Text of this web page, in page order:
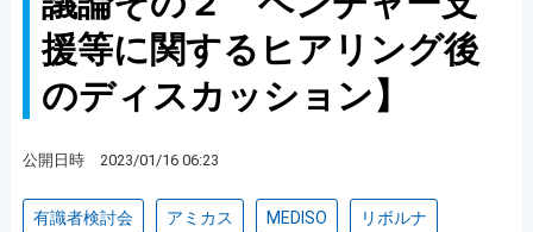
援等に関するヒアリング後
のディスカッション】
公開日時 2023/01/16 06:23
有識者検討会 アミカス MEDISO リボルナ